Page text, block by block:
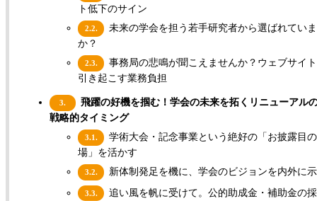
ト低下のサイン
2.2.
未来の学会を担う若手研究者から選ばれてい
か？
2.3.
事務局の悲鳴が聞こえませんか？ウェブサイ
引き起こす業務負担
3.
飛躍の好機を掴む！学会の未来を拓くリニューアル
戦略的タイミング
3.1.
学術大会・記念事業という絶好の「お披露目の
場」を活かす
3.2. 新体制発足を機に、学会のビジョンを内外に
3.3.
追い風を帆に受けて。公的助成金・補助金の